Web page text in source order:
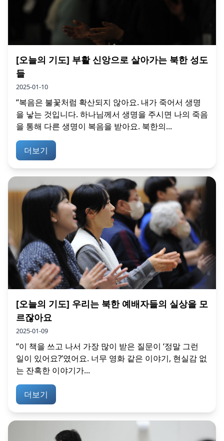
[오늘의 기도] 부활 신앙으로 살아가는 북한 성도
들
2025-01-10
“복음은 불꽃처럼 확산되지 않아요. 내가 죽어서 생명
을 낳는 것입니다. 하나님께서 생명을 주시면 나의 죽음
을 통해 다른 생명이 복음을 받아요. 북한의...
더보기
[오늘의 기도] 우리는 북한 예배자들의 실상을 모
르잖아요
2025-01-09
“이 책을 쓰고 나서 가장 많이 받은 질문이 ‘정말 그런
일이 있어요?’였어요. 너무 영화 같은 이야기, 현실감 없
는 잔혹한 이야기가...
더보기